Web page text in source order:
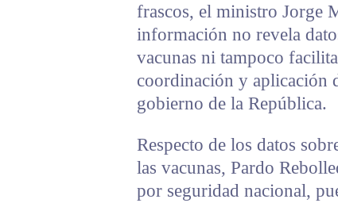
frascos, el ministro Jorge
información no revela
vacunas ni tampoco
coordinación y aplicación
gobierno de la República.
Respecto de los datos
las vacunas, Pardo
por seguridad nacional,